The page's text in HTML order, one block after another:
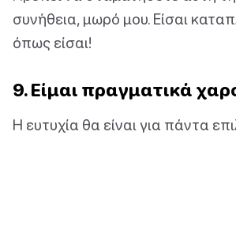
συνήθεια, μωρό μου. Είσαι
όπως είσαι!
9. Είμαι πραγματικά
Η ευτυχία θα είναι για πάντα